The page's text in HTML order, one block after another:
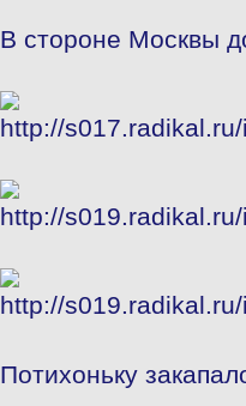
В стороне Москвы
Потихоньку